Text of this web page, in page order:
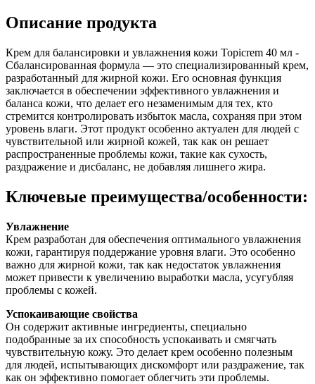
Описание продукта
Крем для балансировки и увлажнения кожи Topicrem 40 мл -
Сбалансированная формула — это специализированный крем,
разработанный для жирной кожи. Его основная функция
заключается в обеспечении эффективного увлажнения и
баланса кожи, что делает его незаменимым для тех, кто
стремится контролировать избыток масла, сохраняя при этом
уровень влаги. Этот продукт особенно актуален для людей с
чувствительной или жирной кожей, так как он решает
распространенные проблемы кожи, такие как сухость,
раздражение и дисбаланс, не добавляя лишнего жира.
Ключевые преимущества/особенности:
Увлажнение
Крем разработан для обеспечения оптимального увлажнения
кожи, гарантируя поддержание уровня влаги. Это особенно
важно для жирной кожи, так как недостаток увлажнения
может привести к увеличению выработки масла, усугубляя
проблемы с кожей.
Успокаивающие свойства
Он содержит активные ингредиенты, специально
подобранные за их способность успокаивать и смягчать
чувствительную кожу. Это делает крем особенно полезным
для людей, испытывающих дискомфорт или раздражение, так
как он эффективно помогает облегчить эти проблемы.